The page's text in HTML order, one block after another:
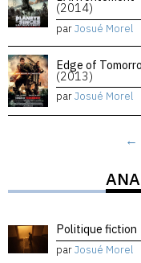
(2014)
parJosué Morel
Edge of
(2013)
parJosué Morel
←
Politique fiction
parJosué Morel